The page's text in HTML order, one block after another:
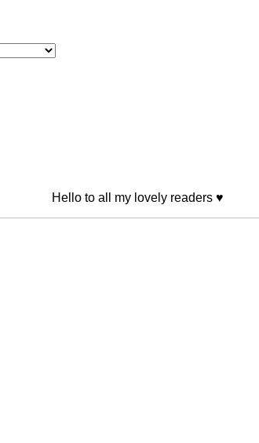
Hello to all my lovely readers ♥